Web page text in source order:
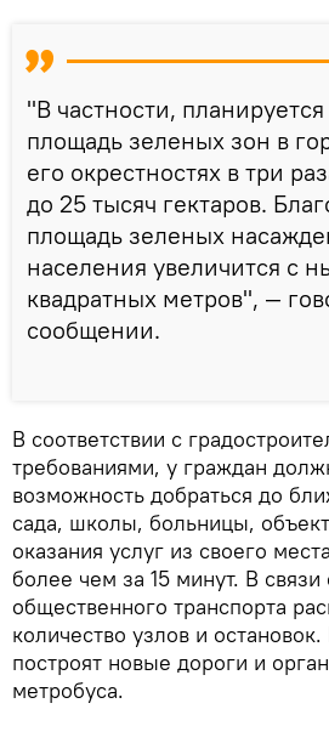
"В частности,
площадь зеленых зон в
его окрестностях в три
до 25 тысяч гектаров.
площадь зеленых
населения увеличится с
квадратных метров", —
сообщении.
В соответствии с
требованиями, у граждан
возможность добраться до
сада, школы, больницы,
оказания услуг из своего
более чем за 15 минут. В связи
общественного транспорта
количество узлов и
построят новые дороги и
метробуса.